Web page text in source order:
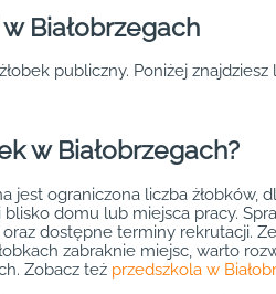
Białobrzegach
publiczny. Poniżej
w Białobrzegach?
jest ograniczona liczba żłobków,
domu lub miejsca pracy.
dostępne terminy rekrutacji.
zabraknie miejsc, warto
Zobacz też przedszkola w